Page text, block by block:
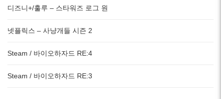
디즈니+/훌루 – 스타워즈 로그 원
넷플릭스 – 사냥개들 시즌 2
Steam / 바이오하자드 RE:4
Steam / 바이오하자드 RE:3